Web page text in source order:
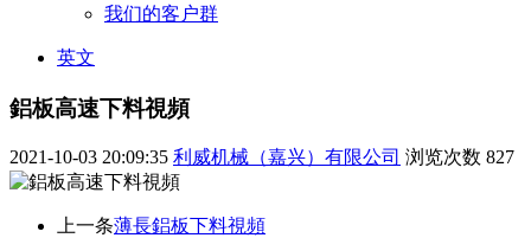
我们的客户群
英文
鋁板高速下料視頻
2021-10-03 20:09:35 利威机械（嘉兴）有限公司 浏览次数 827
上一条薄長鋁板下料視頻